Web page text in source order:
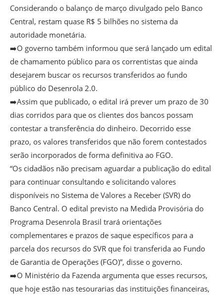
Considerando o balanço de março divulgado pelo Banco
Central, restam quase R$ 5 bilhões no sistema da
autoridade monetária.
➡️O governo também informou que será lançado um edital
de chamamento público para os correntistas que ainda
desejarem buscar os recursos transferidos ao fundo
público do Desenrola 2.0.
➡️Assim que publicado, o edital irá prever um prazo de 30
dias corridos para que os clientes dos bancos possam
contestar a transferência do dinheiro. Decorrido esse
prazo, os valores transferidos que não forem contestados
serão incorporados de forma definitiva ao FGO.
“Os cidadãos não precisam aguardar a publicação do edital
para continuar consultando e solicitando valores
disponíveis no Sistema de Valores a Receber (SVR) do
Banco Central. O edital previsto na Medida Provisória do
Programa Desenrola Brasil trará orientações
complementares e prazos de saque específicos para a
parcela dos recursos do SVR que foi transferida ao Fundo
de Garantia de Operações (FGO)”, disse o governo.
➡️O Ministério da Fazenda argumenta que esses recursos,
que hoje estão nas tesourarias das instituições financeiras,